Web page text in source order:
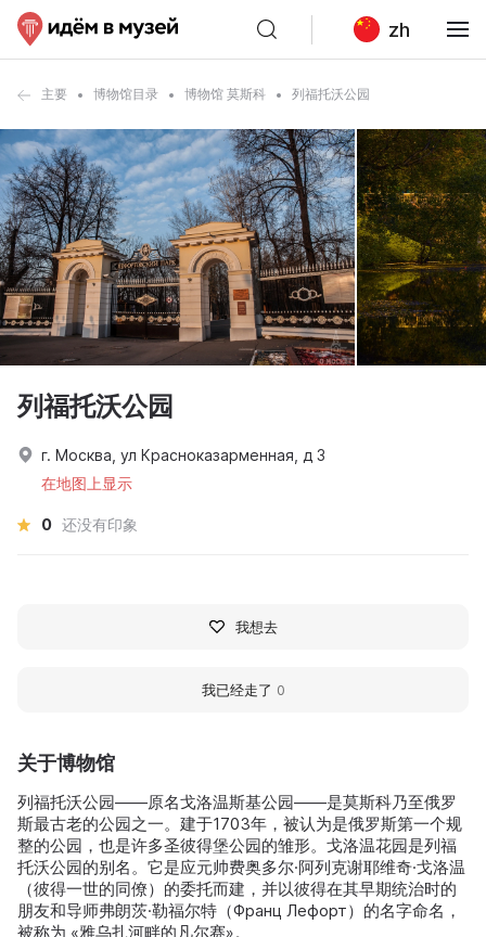
zh
主要 博物馆目录 博物馆 莫斯科 列福托沃公园
关于博物馆
列福托沃公园——原名戈洛温斯基公园——是莫斯科乃至俄罗
斯最古老的公园之一。建于1703年，被认为是俄罗斯第一个规
整的公园，也是许多圣彼得堡公园的雏形。戈洛温花园是列福
托沃公园的别名。它是应元帅费奥多尔·阿列克谢耶维奇·戈洛温
（彼得一世的同僚）的委托而建，并以彼得在其早期统治时的
朋友和导师弗朗茨·勒福尔特（Франц Лефорт）的名字命名，
被称为 «雅乌扎河畔的凡尔赛»。
列福托沃公园
г. Москва, ул Красноказарменная, д 3
在地图上显示
0 还没有印象
我想去
我已经走了 0